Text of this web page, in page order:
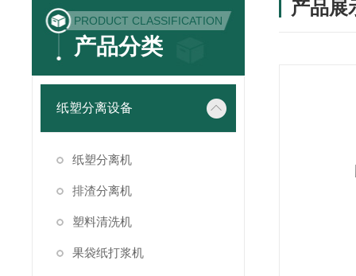
PRODUCT CLASSIFICATION
产品分类
纸塑分离设备
纸塑分离机
排渣分离机
塑料清洗机
果袋纸打浆机
产品展